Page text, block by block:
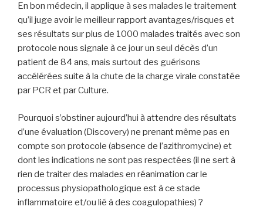
En bon médecin, il applique à ses malades le traitement
qu’il juge avoir le meilleur rapport avantages/risques et
ses résultats sur plus de 1000 malades traités avec son
protocole nous signale à ce jour un seul décès d’un
patient de 84 ans, mais surtout des guérisons
accélérées suite à la chute de la charge virale constatée
par PCR et par Culture.
Pourquoi s’obstiner aujourd’hui à attendre des résultats
d’une évaluation (Discovery) ne prenant même pas en
compte son protocole (absence de l’azithromycine) et
dont les indications ne sont pas respectées (il ne sert à
rien de traiter des malades en réanimation car le
processus physiopathologique est à ce stade
inflammatoire et/ou lié à des coagulopathies) ?